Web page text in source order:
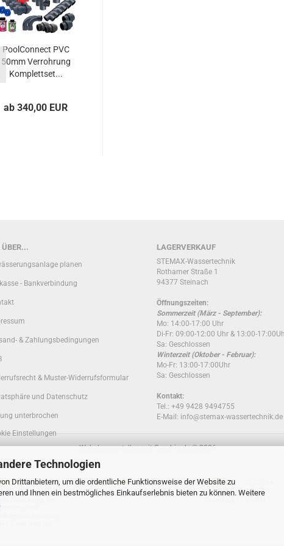
Technologien
Drittanbietern, um die ordentliche Funktionsweise der Website zu
und Ihnen ein bestmögliches Einkaufserlebnis bieten zu können. Weitere
PoolConnect PVC
50mm Verrohrung
Komplettset...
ab 340,00 EUR
ÜBER...
planen
- Bankverbindung
& Zahlungsbedingungen
& Muster-Widerrufsformular
und Datenschutz
unterbrochen
Einstellungen
LAGERVERKAUF
STEMAX-Wassertechnik
Rothamer Straße 1
94377 Steinach
Öffnungszeiten:
Sommerzeit (März - September):
Mo: 14:00-17:00 Uhr
Di-Fr: 09:00-12:00 Uhr & 13:00-
Sa: Geschlossen
Winterzeit (Oktober - Februar):
Mo-Fr: 13:00-17:00Uhr
Sa: Geschlossen
Kontakt:
Tel.: +49 9428 9494755
E-Mail: info@stemax-wassertechnik.de
Webshop erstellenmit Gambio.de © 2026
29.07.26▼
und
Abwicklung der
Sehr
27.07.26▼
Die Abstimmung der